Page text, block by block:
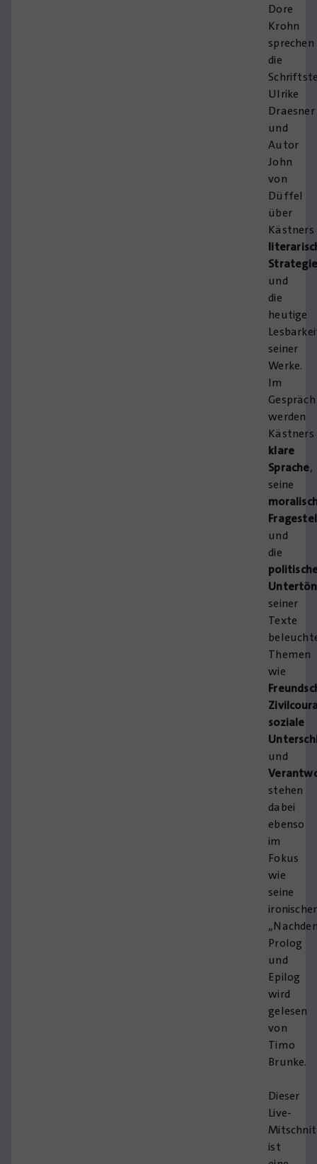
Dore
Krohn
sprechen
die
Ulrike
Draesner
und
Autor
John
von
Düffel
über
Kästners
und
die
heutige
seiner
Werke.
Im
Gespräch
werden
Kästners
klare
Sprache,
seine
und
die
seiner
Texte
Themen
wie
soziale
und
stehen
dabei
ebenso
im
Fokus
wie
seine
Prolog
und
Epilog
wird
gelesen
von
Timo
Brunke.
Dieser
Live-
ist